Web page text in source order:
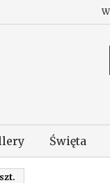
Święta